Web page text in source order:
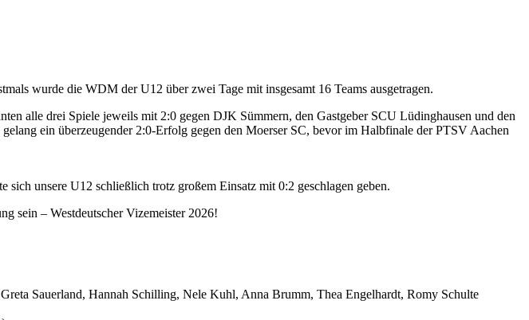
wurde die WDM der U12 über zwei Tage mit insgesamt 16 Teams ausgetragen.
alle drei Spiele jeweils mit 2:0 gegen DJK Sümmern, den Gastgeber SCU Lüdinghausen und den
ein überzeugender 2:0-Erfolg gegen den Moerser SC, bevor im Halbfinale der PTSV Aachen
unsere U12 schließlich trotz großem Einsatz mit 0:2 geschlagen geben.
sein – Westdeutscher Vizemeister 2026!
Sauerland, Hannah Schilling, Nele Kuhl, Anna Brumm, Thea Engelhardt, Romy Schulte